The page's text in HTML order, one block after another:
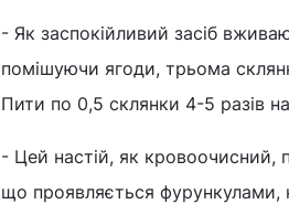
- Як заспокійливий засіб
помішуючи ягоди, трьома
Пити по 0,5 склянки 4-5 разів
- Цей настій, як кровоочисний,
що проявляється фурункулами,